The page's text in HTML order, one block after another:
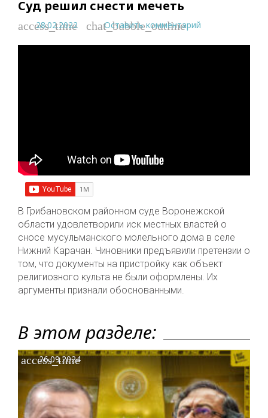
Суд решил снести мечеть
access_time
28.02.2022 chat_bubble_outline
Оставить комментарий
В Грибановском районном суде Воронежской
области удовлетворили иск местных властей о
сносе мусульманского молельного дома в селе
Нижний Карачан. Чиновники предъявили претензии о
том, что документы на пристройку как объект
религиозного культа не были оформлены. Их
аргументы признали обоснованными.
В этом разделе:
access_time
26.09.2024